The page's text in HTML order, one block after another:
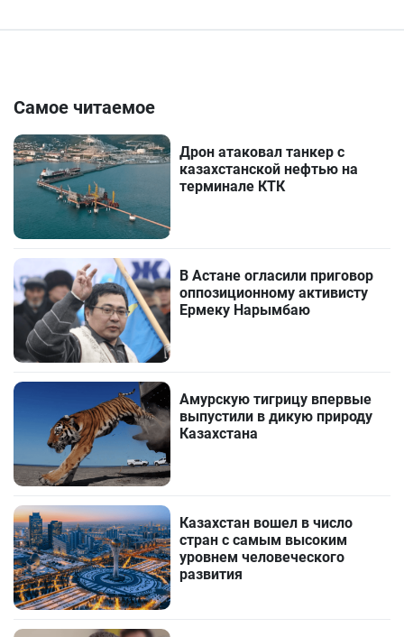
Самое читаемое
Дрон атаковал танкер с
казахстанской нефтью на
терминале КТК
В Астане огласили приговор
оппозиционному активисту
Ермеку Нарымбаю
Амурскую тигрицу впервые
выпустили в дикую природу
Казахстана
Казахстан вошел в число
стран с самым высоким
уровнем человеческого
развития